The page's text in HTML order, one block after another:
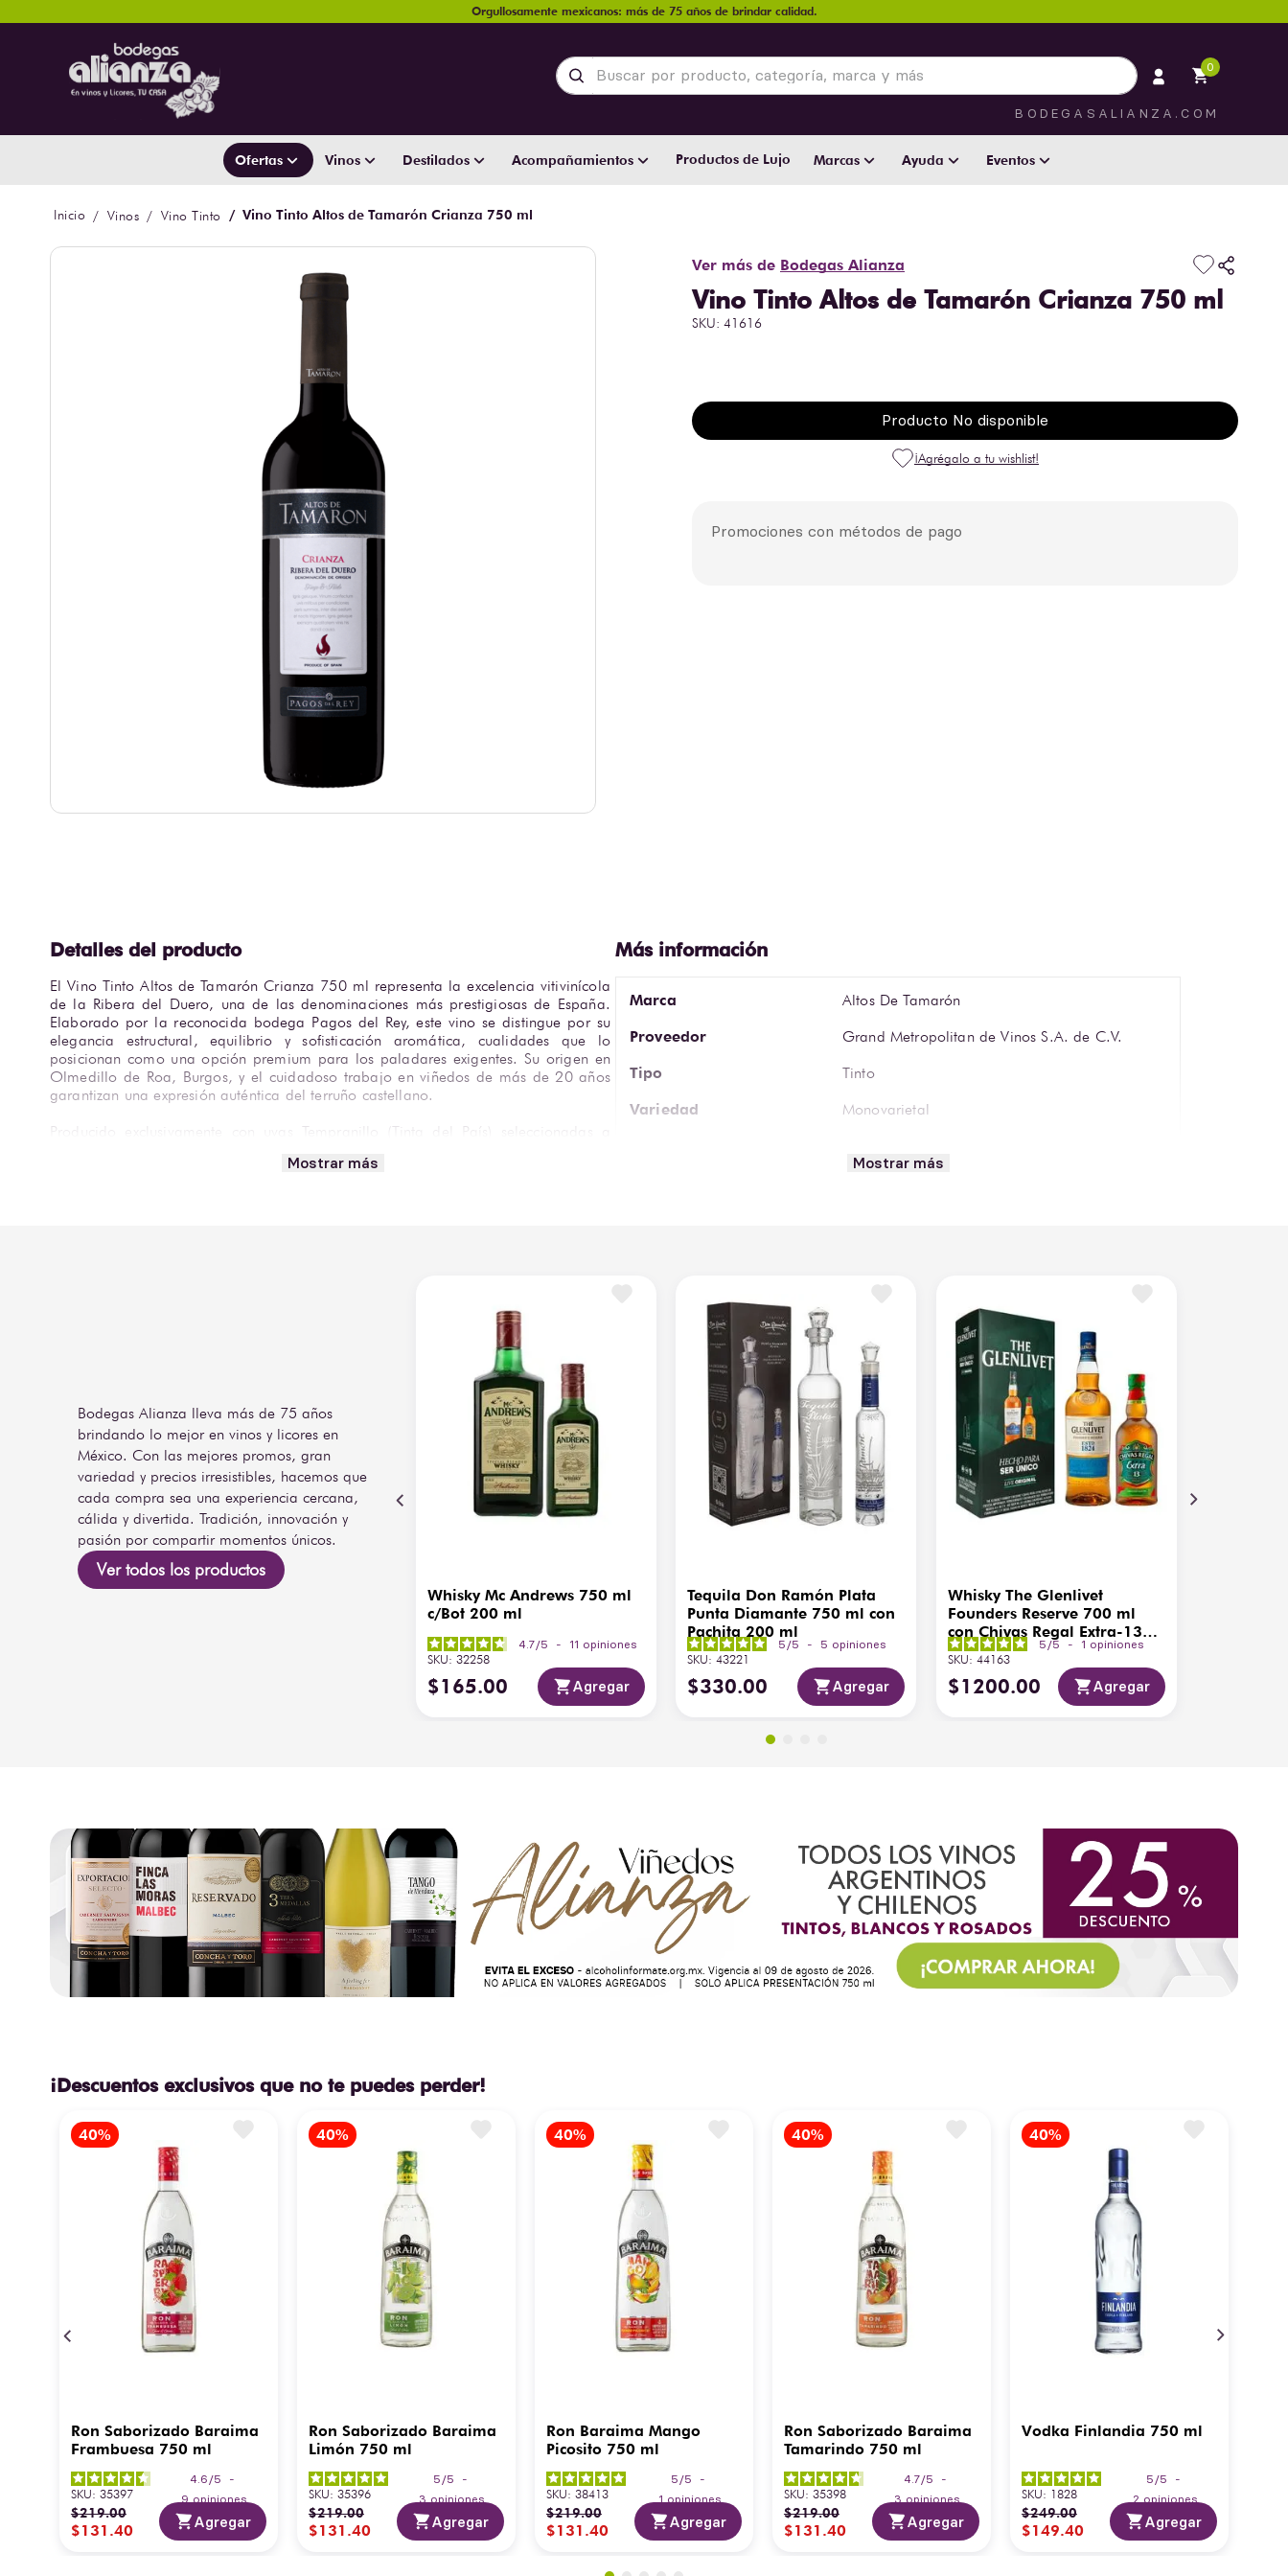
Orgullosamente mexicanos: más de 75 años de brindar calidad.
Buscar por producto, categoría, marca y más 0
BODEGASALIANZA.COM
Ofertas Vinos Destilados Acompañamientos Productos de Lujo Marcas Ayuda Eventos
Vinos Vino Tinto Vino Tinto Altos de Tamarón Crianza 750 ml
Ver más de Bodegas Alianza
Vino Tinto Altos de Tamarón Crianza 750 ml
SKU: 41616
Producto No disponible
Promociones con métodos de pago
El Vino Tinto Altos de Tamarón Crianza 750 ml representa la excelencia vitivinícola
de la Ribera del Duero, una de las denominaciones más prestigiosas de España.
Elaborado por la reconocida bodega Pagos del Rey, este vino se distingue por su
elegancia estructural, equilibrio y sofisticación aromática, cualidades que lo
posicionan como una opción premium para los paladares exigentes. Su origen en
Olmedillo de Roa, Burgos, y el cuidadoso trabajo en viñedos de más de 20 años
garantizan una expresión auténtica del terruño castellano.
Producido exclusivamente con uvas Tempranillo (Tinta del País) seleccionadas a
26 °C. Su crianza se realiza durante 14 meses en barricas nuevas de roble
Este vino marida a la perfección con carnes de caza, lechazo asado, guisos
castellanos y platos tradicionales intensos. Gracias a su perfil elegante, es ideal
para cenas especiales, celebraciones familiares o como obsequio distinguido.
Encuentra Vino Tinto Altos de Tamarón Crianza 750 ml en Bodegas Alianza y eleva
Mostrar más
Marca Altos De Tamarón
Proveedor Grand Metropolitan de Vinos S.A. de C.V.
Tipo Tinto
Variedad Monovarietal
Mostrar más
Bodegas Alianza lleva más de 75 años
brindando lo mejor en vinos y licores en
México. Con las mejores promos, gran
variedad y precios irresistibles, hacemos que
cada compra sea una experiencia cercana,
cálida y divertida. Tradición, innovación y
pasión por compartir momentos únicos.
Ver todos los productos
Whisky Mc Andrews 750 ml
c/Bot 200 ml
4.7/5 - 11 opiniones
SKU: 32258
$165.00 Agregar
Tequila Don Ramón Plata
Punta Diamante 750 ml con
Pachita 200 ml
5 /5 - 5 opiniones
SKU:43221
$330.00 Agregar
Whisky The Glenlivet
Founders Reserve 700 ml
con Chivas Regal Extra-13
200ml
5 /5 - 1 opiniones
SKU:44163
$1200.00 Agregar
¡Descuentos exclusivos que no te puedes perder!
Ron Saborizado Baraima
Frambuesa 750 ml
4.6 /5
-
9 opiniones
SKU: 35397
$219.00
$131 .40 Agregar
Ron Saborizado Baraima
Limón 750 ml
5 /5
-
3 opiniones
SKU: 35396
$219.00
$131 .40 Agregar
Ron Baraima Mango
Picosito 750 ml
5 /5
-
1 opiniones
SKU: 38413
$219.00
$131 .40 Agregar
Ron Saborizado Baraima
Tamarindo 750 ml
4.7/5
-
3 opiniones
SKU: 35398
$219.00
$131 .40 Agregar
Vodka Finlandia 750 ml
5 /5
-
2 opiniones
SKU: 1828
$249.00
$149.40 Agregar